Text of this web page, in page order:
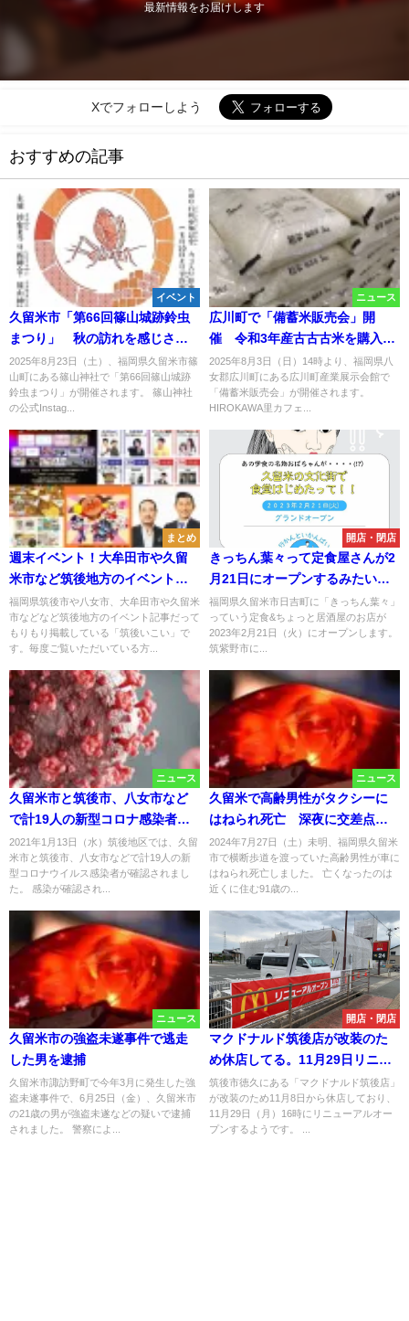
最新情報をお届けします
Xでフォローしよう
おすすめの記事
イベント
久留米市「第66回篠山城跡鈴虫
まつり」 秋の訪れを感じさせ
る名月と城跡と鈴虫のロマンチ
ックなお祭り！
2025年8月23日（土）、福岡県久留米市篠
山町にある篠山神社で「第66回篠山城跡
鈴虫まつり」が開催されます。 篠山神社
の公式Instag...
ニュース
広川町で「備蓄米販売会」開
催 令和3年産古古古米を購入数
制限なしで販売！
2025年8月3日（日）14時より、福岡県八
女郡広川町にある広川町産業展示会館で
「備蓄米販売会」が開催されます。
HIROKAWA里カフェ...
まとめ
週末イベント！大牟田市や久留
米市など筑後地方のイベント情
報をまとめてお届け（6月28日、
29日）
福岡県筑後市や八女市、大牟田市や久留米
市などなど筑後地方のイベント記事だって
もりもり掲載している「筑後いこい」で
す。毎度ご覧いただいている方...
開店・閉店
きっちん葉々って定食屋さんが2
月21日にオープンするみたい。
学食の名物おばちゃんが手掛け
る店
福岡県久留米市日吉町に「きっちん葉々」
っていう定食&ちょっと居酒屋のお店が
2023年2月21日（火）にオープンします。
筑紫野市に...
ニュース
久留米市と筑後市、八女市など
で計19人の新型コロナ感染者
県内では252人【1月13日】
2021年1月13日（水）筑後地区では、久留
米市と筑後市、八女市などで計19人の新
型コロナウイルス感染者が確認されまし
た。 感染が確認され...
ニュース
久留米で高齢男性がタクシーに
はねられ死亡 深夜に交差点を
横断中
2024年7月27日（土）未明、福岡県久留米
市で横断歩道を渡っていた高齢男性が車に
はねられ死亡しました。 亡くなったのは
近くに住む91歳の...
ニュース
久留米市の強盗未遂事件で逃走
した男を逮捕
久留米市諏訪野町で今年3月に発生した強
盗未遂事件で、6月25日（金）、久留米市
の21歳の男が強盗未遂などの疑いで逮捕
されました。 警察によ...
開店・閉店
マクドナルド筑後店が改装のた
め休店してる。11月29日リニュ
ーアルオープン
筑後市徳久にある「マクドナルド筑後店」
が改装のため11月8日から休店しており、
11月29日（月）16時にリニューアルオー
プンするようです。 ...